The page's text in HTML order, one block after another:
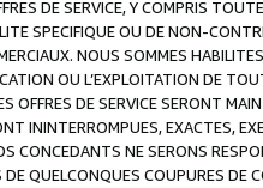
DE SERVICE, Y COMPRIS
SPECIFIQUE OU DE NON-
NOUS SOMMES
OU L’EXPLOITATION DE
DE SERVICE SERONT
ININTERROMPUES, EXACTES,
CONCEDANTS NE SERONS
QUELCONQUES COUPURES